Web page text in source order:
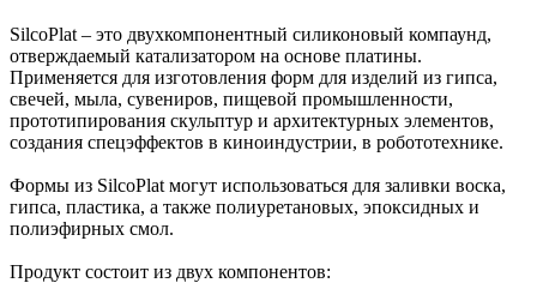
SilcoPlat – это двухкомпонентный силиконовый компаунд,
отверждаемый катализатором на основе платины.
Применяется для изготовления форм для изделий из гипса,
свечей, мыла, сувениров, пищевой промышленности,
прототипирования скульптур и архитектурных элементов,
создания спецэффектов в киноиндустрии, в робототехнике.
Формы из SilcoPlat могут использоваться для заливки воска,
гипса, пластика, а также полиуретановых, эпоксидных и
полиэфирных смол.
Продукт состоит из двух компонентов: